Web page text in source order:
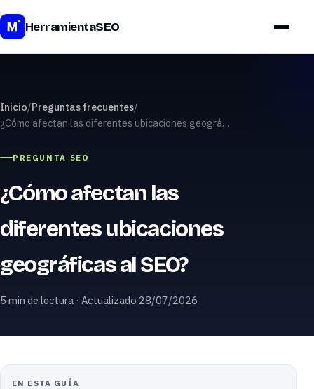
HerramientaSEO
Inicio/Preguntas frecuentes/
¿Cómo afectan las diferentes ubicaciones geográ…
PREGUNTA SEO
¿Cómo afectan las
diferentes ubicaciones
geográficas al SEO?
5 min de lectura · Actualizado 28/07/2026
EN ESTA GUÍA